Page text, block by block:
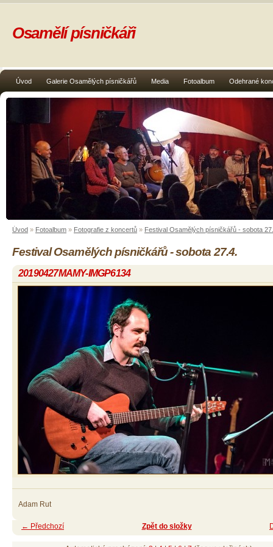
Úvod Galerie Osamělých písničkářů Media Fotoalbum Odehrané
Osamělí písničkáři
Úvod » Fotoalbum » Fotografie z koncertů » Festival Osamělých písničkářů - sobota
Festival Osamělých písničkářů - sobota 27.4.
20190427MAMY-IMGP6134
Adam Rut
← Předchozí Zpět do složky